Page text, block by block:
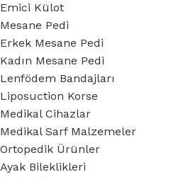
Emici Külot
Mesane Pedi
Erkek Mesane Pedi
Kadın Mesane Pedi
Lenfödem Bandajları
Liposuction Korse
Medikal Cihazlar
Medikal Sarf Malzemeler
Ortopedik Ürünler
Ayak Bileklikleri